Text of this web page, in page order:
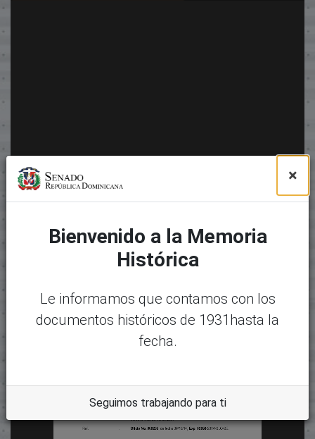
×
Bienvenido a la Memoria
Histórica
Le informamos que contamos con los
documentos históricos de 1931hasta la
fecha.
Seguimos trabajando para ti